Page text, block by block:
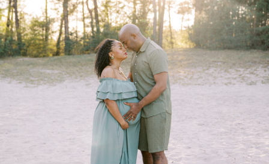
zwangerschapsshoot bij de
Soesterduinen. Een plek die ik prachtig
vind vanwege het open landschap, het
zachte zand en het licht dat hier op een
bijzondere manier doorheen valt. We
waren precies op tijd voor het gouden
uur, waardoor het warme zonlicht